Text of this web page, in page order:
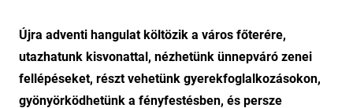
Újra adventi hangulat költözik a város főterére,
utazhatunk kisvonattal, nézhetünk ünnepváró zenei
fellépéseket, részt vehetünk gyerekfoglalkozásokon,
gyönyörködhetünk a fényfestésben, és persze